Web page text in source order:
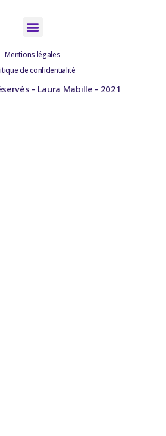
Mentions légales
de confidentialité
- Laura Mabille - 2021